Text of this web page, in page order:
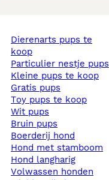
dierenarts pups te
koop
particulier nestje pups
kleine pups te koop
gratis pups
toy pups te koop
wit pups
bruin pups
boerderij hond
hond met stamboom
hond langharig
volwassen honden